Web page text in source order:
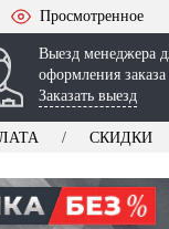
Просмотренное
Выезд менеджера
оформления заказа
Заказать выезд
СКИДКИ